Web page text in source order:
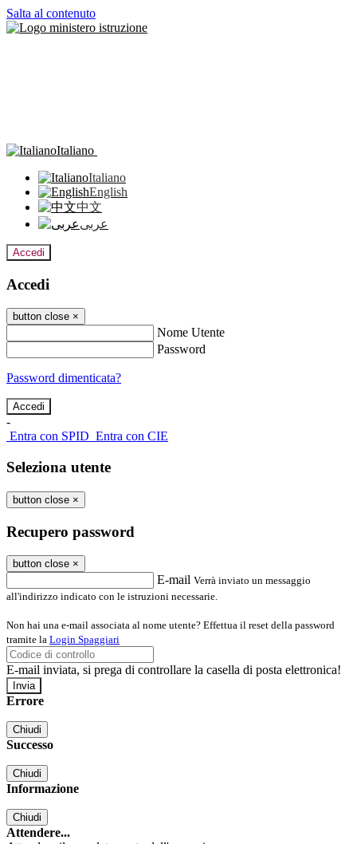
Salta al contenuto
Italiano
Italiano
English
中文
عربى
Accedi
Accedi
button close ×
Nome Utente
Password
Password dimenticata?
-
Entra con SPID Entra con CIE
Seleziona utente
button close ×
Recupero password
button close ×
E-mail Verrà inviato un messaggio
all'indirizzo indicato con le istruzioni necessarie.
Non hai una e-mail associata al nome utente? Effettua il reset della password
tramite la Login Spaggiari
E-mail inviata, si prega di controllare la casella di posta elettronica!
Errore
Chiudi
Successo
Chiudi
Informazione
Chiudi
Attendere...